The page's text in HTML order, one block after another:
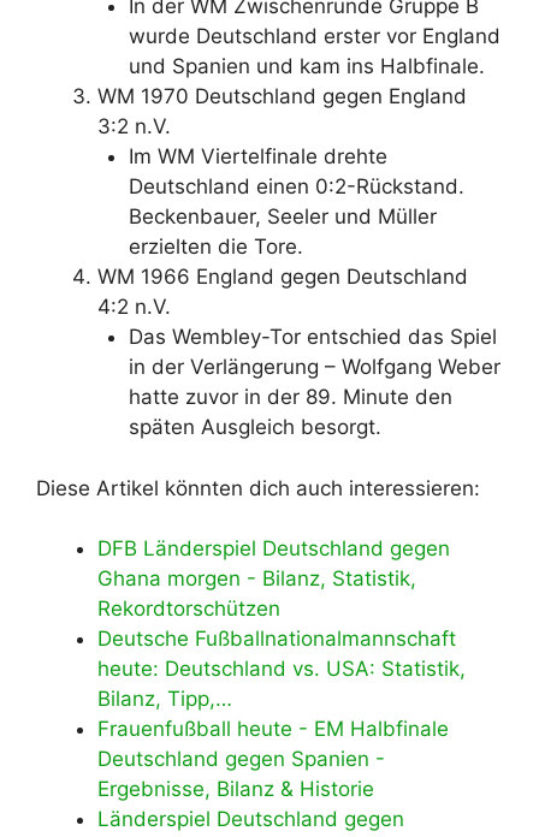
In der WM Zwischenrunde Gruppe B
wurde Deutschland erster vor England
und Spanien und kam ins Halbfinale.
WM 1970 Deutschland gegen England
3:2 n.V.
Im WM Viertelfinale drehte
Deutschland einen 0:2-Rückstand.
Beckenbauer, Seeler und Müller
erzielten die Tore.
WM 1966 England gegen Deutschland
4:2 n.V.
Das Wembley-Tor entschied das Spiel
in der Verlängerung – Wolfgang Weber
hatte zuvor in der 89. Minute den
späten Ausgleich besorgt.
Diese Artikel könnten dich auch interessieren:
DFB Länderspiel Deutschland gegen
Ghana morgen - Bilanz, Statistik,
Rekordtorschützen
Deutsche Fußballnationalmannschaft
heute: Deutschland vs. USA: Statistik,
Bilanz, Tipp,…
Frauenfußball heute - EM Halbfinale
Deutschland gegen Spanien -
Ergebnisse, Bilanz & Historie
Länderspiel Deutschland gegen